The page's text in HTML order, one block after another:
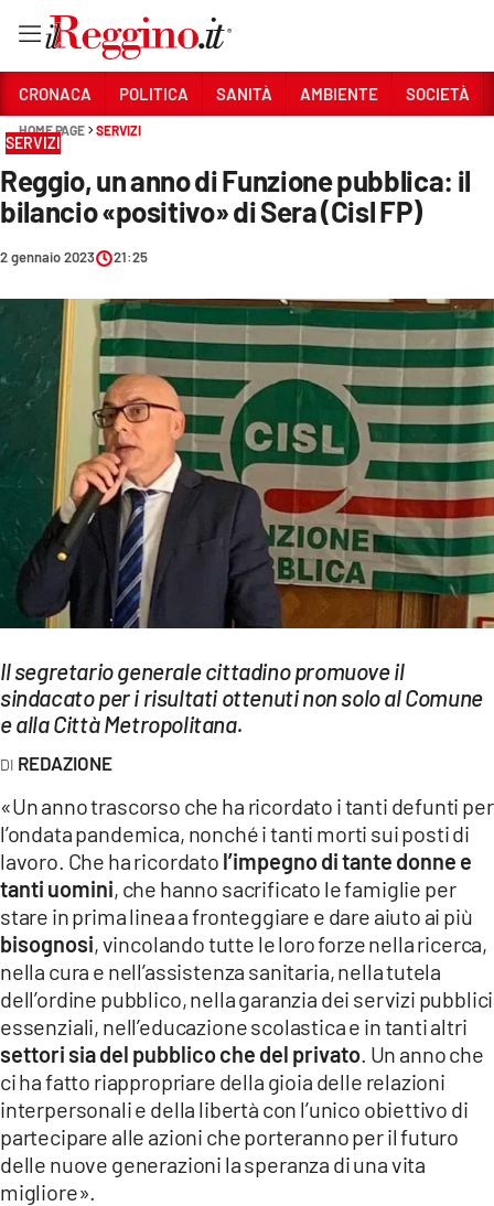
Sezioni
CRONACA
AMBIENTE
SOCIETÀ
CULTURA
ECONOMIA E LAVORO
EVENTI
SPORT
Streaming
LAC TV
LAC NETWORK
LAC ONAIR
LaC
Network
LACPLAY.IT
LACTV.IT
LACONAIR.IT
LACITYMAG.IT
ILREGGINO.IT
COSENZACHANNEL.IT
ILVIBONESE.IT
CRONACA POLITICA SANITÀ AMBIENTE SOCIETÀ
HOME PAGE SERVIZI
SERVIZI
Reggio, un anno di Funzione pubblica: il
bilancio «positivo» di Sera (Cisl FP)
2 gennaio 2023 21:25
Il segretario generale cittadino promuove il
sindacato per i risultati ottenuti non solo al Comune
e alla Città Metropolitana.
REDAZIONE
«Un anno trascorso che ha ricordato i tanti defunti per
l’ondata pandemica, nonché i tanti morti sui posti di
lavoro. Che ha ricordato l’impegno di tante donne e
tanti uomini, che hanno sacrificato le famiglie per
stare in prima linea a fronteggiare e dare aiuto ai più
bisognosi, vincolando tutte le loro forze nella ricerca,
nella cura e nell’assistenza sanitaria, nella tutela
dell’ordine pubblico, nella garanzia dei servizi pubblici
essenziali, nell’educazione scolastica e in tanti altri
settori sia del pubblico che del privato . Un anno che
ci ha fatto riappropriare della gioia delle relazioni
interpersonali e della libertà con l’unico obiettivo di
partecipare alle azioni che porteranno per il futuro
delle nuove generazioni la speranza di una vita
migliore».